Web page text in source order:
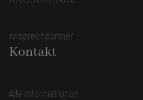
Ansprechpartner
Kontakt
Alle Informationen